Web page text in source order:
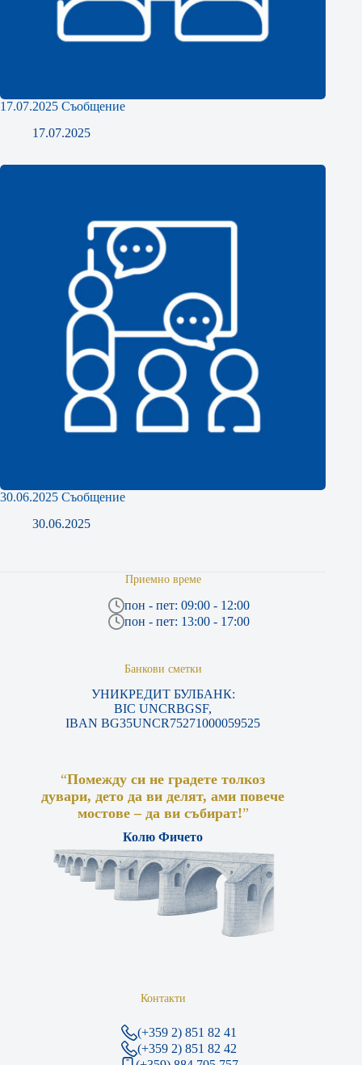
17.07.2025 Съобщение
17.07.2025
30.06.2025 Съобщение
30.06.2025
Приемно време
пон - пет: 09:00 - 12:00
пон - пет: 13:00 - 17:00
Банкови сметки
УНИКРЕДИТ БУЛБАНК:
BIC UNCRBGSF,
IBAN BG35UNCR75271000059525
“Помежду си не градете толкоз
дувари, дето да ви делят, ами повече
мостове – да ви събират!”
Колю Фичето
Контакти
(+359 2) 851 82 41
(+359 2) 851 82 42